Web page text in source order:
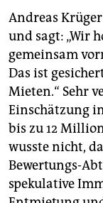
Andreas
und sagt: „Wir
gemeinsam
Das ist
Mieten.“ Sehr
Einschätzung
bis zu 12
wusste nicht,
Bewertungs-
spekulative